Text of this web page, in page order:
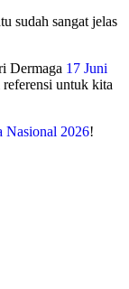
sudah sangat jelas
Dermaga 17 Juni
referensi untuk kita
Nasional 2026!